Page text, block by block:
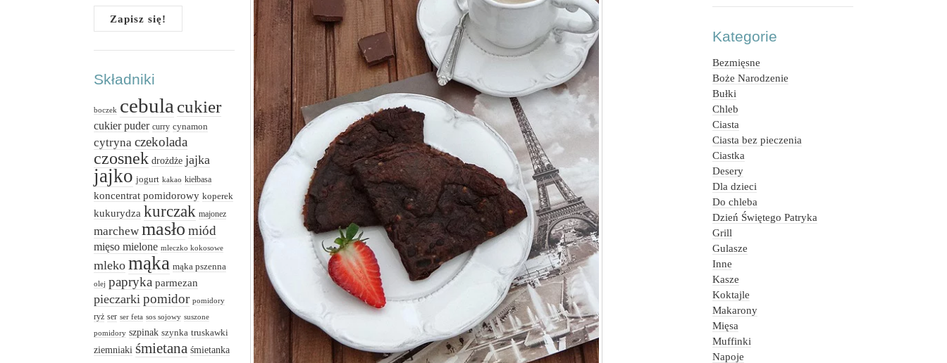
Składniki
boczek cebula cukier
cukier puder curry cynamon
cytryna czekolada
czosnek drożdże jajka
jajko jogurt kakao kiełbasa
koncentrat pomidorowy koperek
kukurydza kurczak majonez
marchew masło miód
mięso mielone mleczko kokosowe
mleko mąka mąka pszenna
olej papryka parmezan
pieczarki pomidor pomidory
ryż ser ser feta sos sojowy suszone
pomidory szpinak szynka truskawki
ziemniaki śmietana śmietanka
Kategorie
Bezmięsne
Boże Narodzenie
Bułki
Chleb
Ciasta
Ciasta bez pieczenia
Ciastka
Desery
Dla dzieci
Do chleba
Dzień Świętego Patryka
Grill
Gulasze
Inne
Kasze
Koktajle
Makarony
Mięsa
Muffinki
Napoje